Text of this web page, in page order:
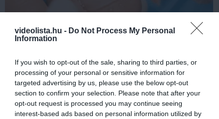
videolista.hu - Do Not Process My Personal
Information
If you wish to opt-out of the sale, sharing to third parties, or
processing of your personal or sensitive information for
targeted advertising by us, please use the below opt-out
section to confirm your selection. Please note that after your
opt-out request is processed you may continue seeing
interest-based ads based on personal information utilized by
Fungus Dries Up And Falls Off After The First
Use
More
289 52 340